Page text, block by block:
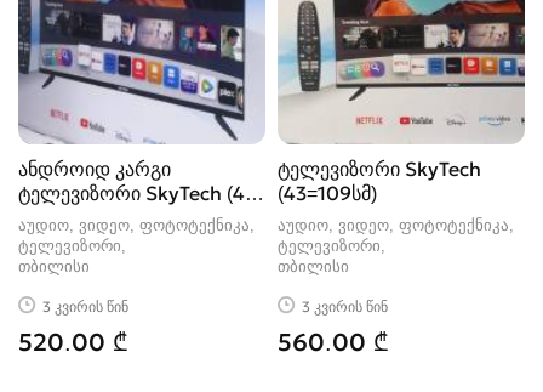
ანდროიდ კარგი
ტელევიზორი SkyTech (40-
102სმ)
აუდიო, ვიდეო, ფოტოტექნიკა,
ტელევიზორი
თბილისი
3 კვირის წინ
520.00 ₾
ტელევიზორი SkyTech
(43=109სმ)
აუდიო, ვიდეო, ფოტოტექნიკა,
ტელევიზორი
თბილისი
3 კვირის წინ
560.00 ₾